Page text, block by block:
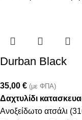
Durban Black
35,00 € (με ΦΠΑ)
Δαχτυλίδι
Ανοξείδωτο ατσάλι